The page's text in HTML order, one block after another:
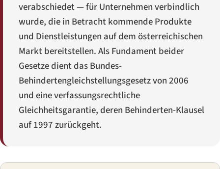
verabschiedet — für Unternehmen verbindlich
wurde, die in Betracht kommende Produkte
und Dienstleistungen auf dem österreichischen
Markt bereitstellen. Als Fundament beider
Gesetze dient das Bundes-
Behindertengleichstellungsgesetz von 2006
und eine verfassungsrechtliche
Gleichheitsgarantie, deren Behinderten-Klausel
auf 1997 zurückgeht.